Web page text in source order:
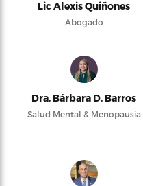
Lic Alexis Quiñones
Abogado
Dra. Bárbara D. Barros
Salud Mental & Menopausia